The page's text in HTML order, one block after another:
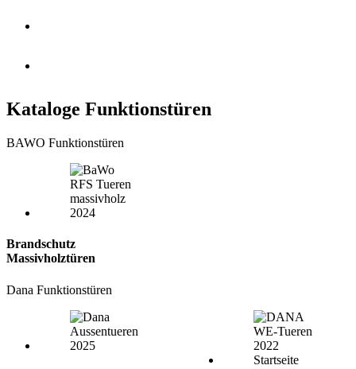
Kataloge Funktionstüren
BAWO Funktionstüren
Brandschutz
Massivholztüren
Dana Funktionstüren